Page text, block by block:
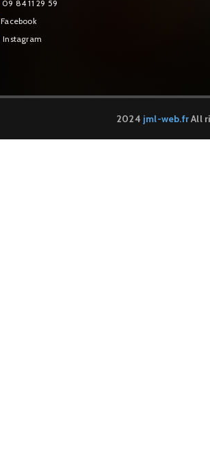
09 84 11 29 59
Facebook
Instagram
2024 jml-web.frAll